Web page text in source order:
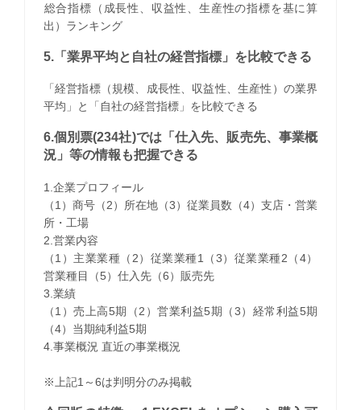
​総合指標（成長性、収益性、生産性の指標を基に算
出）ランキング
5.「業界平均と自社の経営指標」を比較できる
「経営指標（規模、成長性、収益性、生産性）の業界
平均」と「自社の経営指標」を比較できる
6.個別票(234社)では「仕入先、販売先、事業概
況」等の情報も把握できる
1.企業プロフィール
（1）商号（2）所在地（3）従業員数（4）支店・営業
所・工場
2.営業内容
（1）主業業種（2）従業業種1（3）従業業種2（4）
営業種目（5）仕入先（6）販売先
3.業績
（1）売上高5期（2）営業利益5期（3）経常利益5期
（4）当期純利益5期
4.事業概況 直近の事業概況
※上記1～6は判明分のみ掲載